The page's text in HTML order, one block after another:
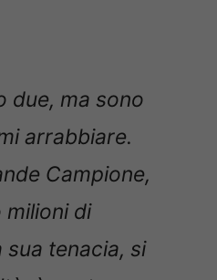
due, ma sono
arrabbiare.
Campione,
milioni di
tenacia, si